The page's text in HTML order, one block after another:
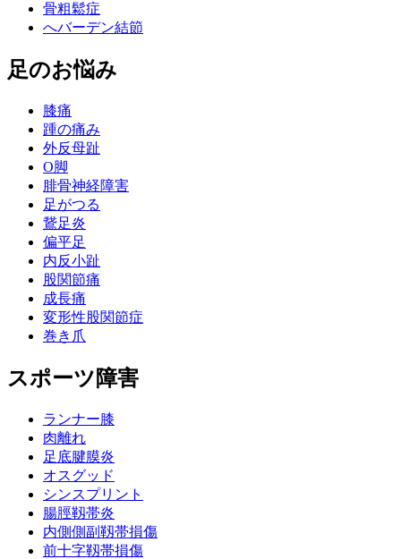
骨粗鬆症
へバーデン結節
足のお悩み
膝痛
踵の痛み
外反母趾
О脚
腓骨神経障害
足がつる
鵞足炎
偏平足
内反小趾
股関節痛
成長痛
変形性股関節症
巻き爪
スポーツ障害
ランナー膝
肉離れ
足底腱膜炎
オスグッド
シンスプリント
腸脛靱帯炎
内側側副靱帯損傷
前十字靱帯損傷